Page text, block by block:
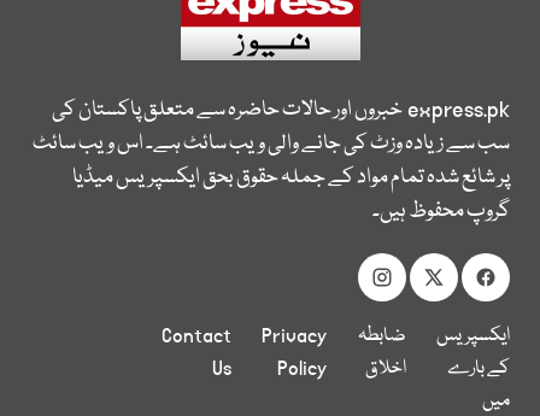
express.pkخبروں اور حالات حاضرہ سے متعلق پاکستان کی
سب سے زیادہ وزٹ کی جانے والی ویب سائٹ ہے۔ اس ویب سائٹ
پر شائع شدہ تمام مواد کے جملہ حقوق بحق ایکسپریس میڈیا
گروپ محفوظ ہیں۔
ایکسپریس
کے بارے
میں
ضابطہ
اخلاق
Privacy
Policy
Contact
Us